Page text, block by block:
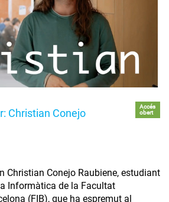
Christian Conejo
Accés
obert
Christian Conejo Raubiene, estudiant
Informàtica de la Facultat
(FIB), que ha espremut al